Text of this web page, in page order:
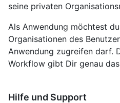
seine privaten
Als Anwendung möchtest
Organisationen des
Anwendung zugreifen darf.
Workflow gibt Dir genau
Hilfe und Support